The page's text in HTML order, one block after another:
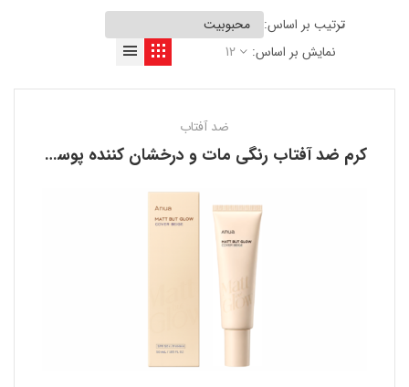
ترتیب بر اساس:
نمایش بر اساس:
12
ضد آفتاب
کرم ضد آفتاب رنگی مات و درخشان کننده پوست آنوا ANUA